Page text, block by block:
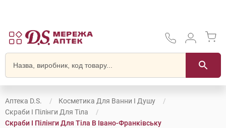
Аптека D.S.
Косметика Для Ванни І Душу
Скраби І Пілінги Для Тіла
Скраби І Пілінги Для Тіла В Івано-Франківську